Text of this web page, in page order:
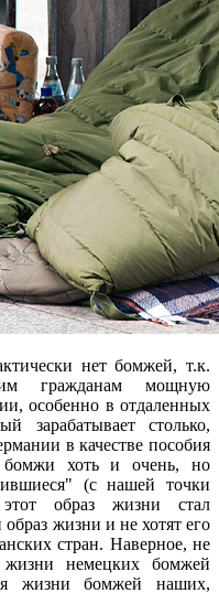
нет бомжей, т.к.
гражданам мощную
особенно в отдаленных
зарабатывает столько,
в качестве пособия
бомжи хоть и очень, но
(с нашей точки
образ жизни стал
жизни и не хотят его
стран. Наверное, не
немецких бомжей
жизни бомжей наших,